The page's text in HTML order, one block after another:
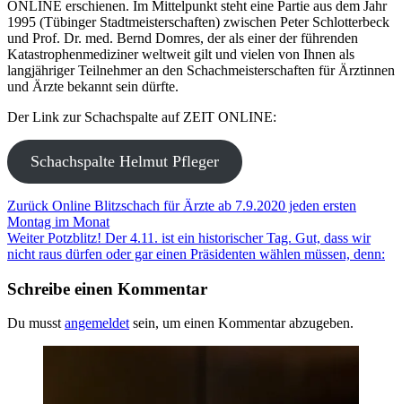
ONLINE erschienen. Im Mittelpunkt steht eine Partie aus dem Jahr
1995 (Tübinger Stadtmeisterschaften) zwischen Peter Schlotterbeck
und Prof. Dr. med. Bernd Domres, der als einer der führenden
Katastrophenmediziner weltweit gilt und vielen von Ihnen als
langjähriger Teilnehmer an den Schachmeisterschaften für Ärztinnen
und Ärzte bekannt sein dürfte.
Der Link zur Schachspalte auf ZEIT ONLINE:
Schachspalte Helmut Pfleger
Beitragsnavigation
Vorheriger
Beitrag
Zurück Online Blitzschach für Ärzte ab 7.9.2020 jeden ersten
Montag im Monat
Nächster
Beitrag
Weiter Potzblitz! Der 4.11. ist ein historischer Tag. Gut, dass wir
nicht raus dürfen oder gar einen Präsidenten wählen müssen, denn:
Schreibe einen Kommentar
Du musst angemeldet sein, um einen Kommentar abzugeben.